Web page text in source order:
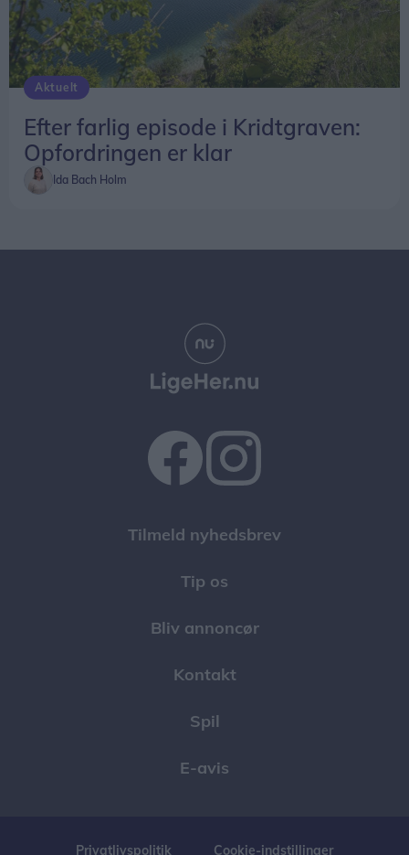
Aktuelt
Efter farlig episode i Kridtgraven:
Opfordringen er klar
Ida Bach Holm
Tilmeld nyhedsbrev
Tip os
Bliv annoncør
Kontakt
Spil
E-avis
Privatlivspolitik Cookie-indstillinger